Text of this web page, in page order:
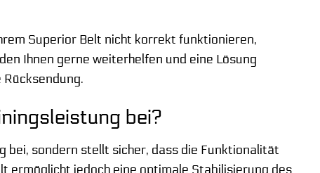
Superior Belt nicht korrekt funktionieren,
Ihnen gerne weiterhelfen und eine Lösung
bei?
sondern stellt sicher, dass die Funktionalität
ermöglicht jedoch eine optimale Stabilisierung des